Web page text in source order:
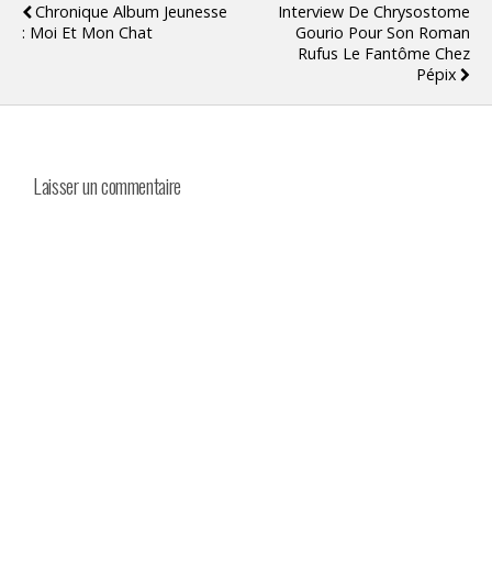
Chronique Album Jeunesse
: Moi Et Mon Chat
Interview De Chrysostome
Gourio Pour Son Roman
Rufus Le Fantôme Chez
Pépix
Laisser un commentaire